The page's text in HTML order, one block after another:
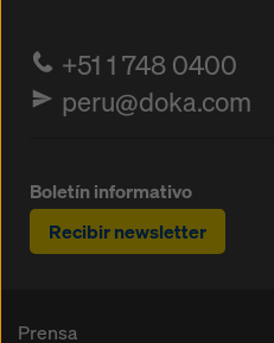
+51 1 748 0400
peru@doka.com
Boletín informativo
Recibir newsletter
Prensa